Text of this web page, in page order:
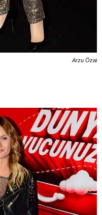
Arzu Özal